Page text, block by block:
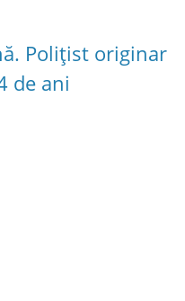
Polițist originar
de ani